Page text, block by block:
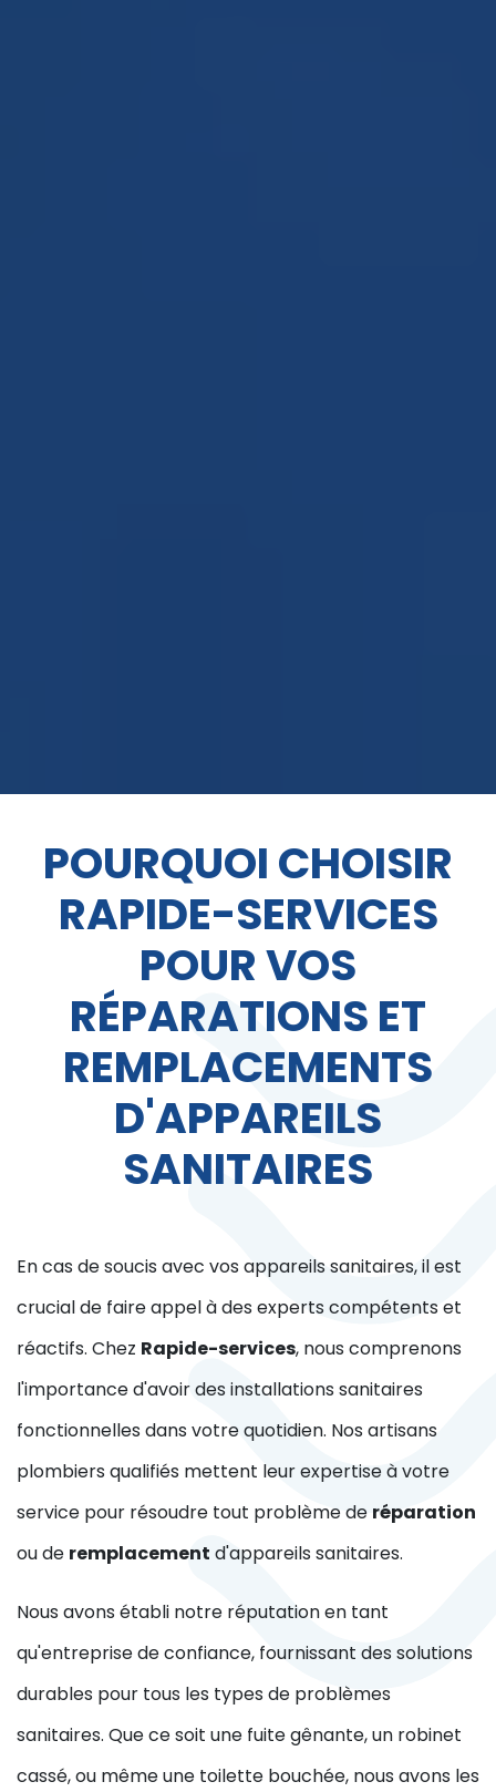
POURQUOI CHOISIR
RAPIDE-SERVICES
POUR VOS
RÉPARATIONS ET
REMPLACEMENTS
D'APPAREILS
SANITAIRES
En cas de soucis avec vos appareils sanitaires, il est
crucial de faire appel à des experts compétents et
réactifs. Chez Rapide-services, nous comprenons
l'importance d'avoir des installations sanitaires
fonctionnelles dans votre quotidien. Nos artisans
plombiers qualifiés mettent leur expertise à votre
service pour résoudre tout problème de réparation
ou de remplacement d'appareils sanitaires.
Nous avons établi notre réputation en tant
qu'entreprise de confiance, fournissant des solutions
durables pour tous les types de problèmes
sanitaires. Que ce soit une fuite gênante, un robinet
cassé, ou même une toilette bouchée, nous avons les